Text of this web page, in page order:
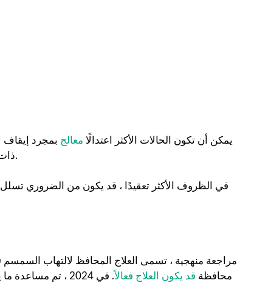
يمكن أن تكون الحالات الأكثر اعتدالًا معالج بمجرد إيقاف
ذات حشوة في المقدمة ، أو استخدام نعال مخصصة أو تناول المسكنات.
في الظروف الأكثر تعقيدًا ، قد يكون من الضروري
محافظة قد يكون العلاج فعالاً